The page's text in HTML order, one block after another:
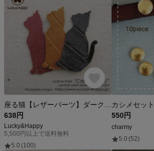
638円
Lucky&Happy
5,500円以上で送料無料
5.0 (100)
550円
charmy
5.0 (52)